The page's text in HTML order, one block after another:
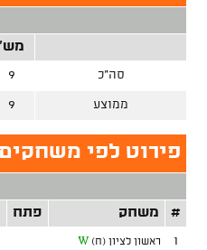
מש'
סה"כ 9
ממוצע 9
פירוט לפי
#
משחק פתח
1 ראשון לציון (ח) W